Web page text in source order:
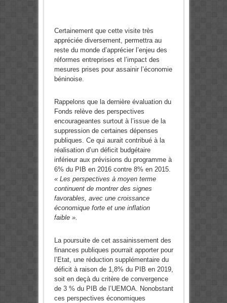
Certainement que cette visite très
appréciée diversement, permettra au
reste du monde d’apprécier l’enjeu des
réformes entreprises et l’impact des
mesures prises pour assainir l’économie
béninoise.
Rappelons que la dernière évaluation du
Fonds relève des perspectives
encourageantes surtout à l’issue de la
suppression de certaines dépenses
publiques. Ce qui aurait contribué à la
réalisation d’un déficit budgétaire
inférieur aux prévisions du programme à
6% du PIB en 2016 contre 8% en 2015.
« Les perspectives à moyen terme
continuent de montrer des signes
favorables, avec une croissance
économique forte et une inflation
faible ».
La poursuite de cet assainissement des
finances publiques pourrait apporter pour
l’Etat, une réduction supplémentaire du
déficit à raison de 1,8% du PIB en 2019,
soit en deçà du critère de convergence
de 3 % du PIB de l’UEMOA. Nonobstant
ces perspectives économiques